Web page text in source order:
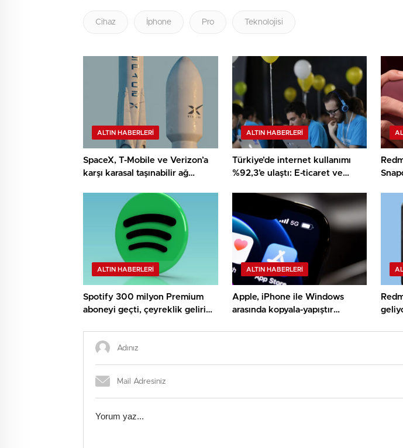
Cihaz İphone Pro Teknolojisi
ALTIN HABERLERI
SpaceX, T-Mobile ve Verizon’a
karşı karasal taşınabilir ağ
ALTIN HABERLERI
Türkiye’de internet kullanımı
%92,3’e ulaştı: E-ticaret ve
ALTIN HABERLERI
Spotify 300 milyon Premium
aboneyi geçti, çeyreklik geliri
ALTIN HABERLERI
Apple, iPhone ile Windows
arasında kopyala-yapıştır